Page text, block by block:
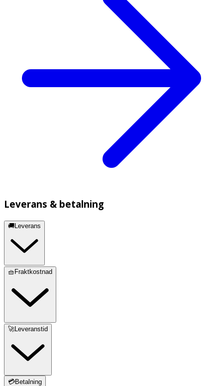
Leverans & betalning
🚚Leverans
🧺Fraktkostnad
🚀Leveranstid
💳Betalning